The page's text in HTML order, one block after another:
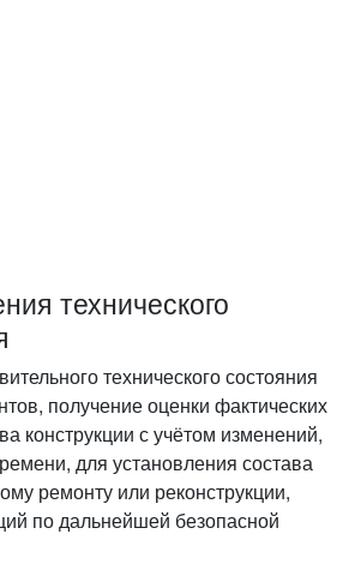
технического
технического состояния
получение оценки фактических
конструкции с учётом изменений,
для установления состава
ремонту или реконструкции,
по дальнейшей безопасной